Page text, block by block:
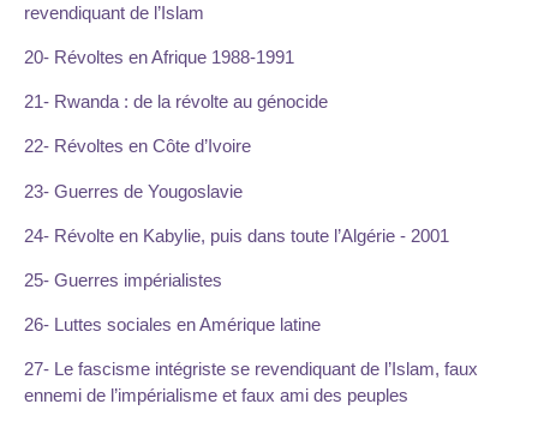
revendiquant de l’Islam
20- Révoltes en Afrique 1988-1991
21- Rwanda : de la révolte au génocide
22- Révoltes en Côte d’Ivoire
23- Guerres de Yougoslavie
24- Révolte en Kabylie, puis dans toute l’Algérie - 2001
25- Guerres impérialistes
26- Luttes sociales en Amérique latine
27- Le fascisme intégriste se revendiquant de l’Islam, faux
ennemi de l’impérialisme et faux ami des peuples